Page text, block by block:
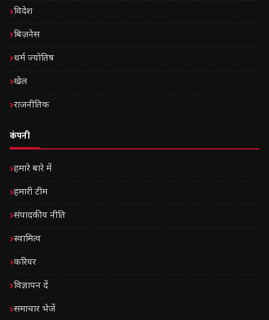
विदेश
बिज़नेस
धर्म ज्योतिष
खेल
राजनीतिक
कंपनी
हमारे बारे में
हमारी टीम
संपादकीय नीति
स्वामित्व
करियर
विज्ञापन दें
समाचार भेजें